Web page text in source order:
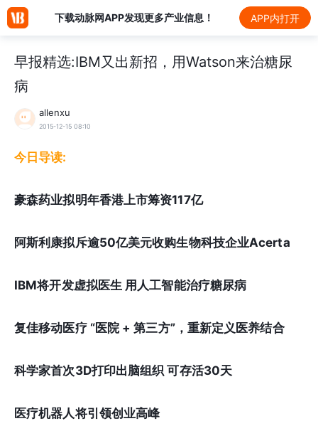
下载动脉网APP发现更多产业信息！ APP内打开
早报精选:IBM又出新招，用Watson来治糖尿
病
allenxu
2015-12-15 08:10
今日导读:
豪森药业拟明年香港上市筹资117亿
阿斯利康拟斥逾50亿美元收购生物科技企业Acerta
IBM将开发虚拟医生 用人工智能治疗糖尿病
复佳移动医疗 “医院 + 第三方”，重新定义医养结合
科学家首次3D打印出脑组织 可存活30天
医疗机器人将引领创业高峰